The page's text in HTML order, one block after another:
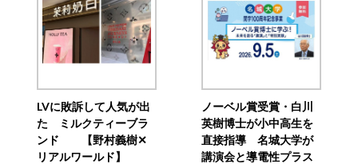
LVに敗訴して人気が出
た ミルクティーブラ
ンド 【野村義樹✕
リアルワールド】
ノーベル賞受賞・白川
英樹博士が小中高生を
直接指導 名城大学が
講演会と導電性プラス